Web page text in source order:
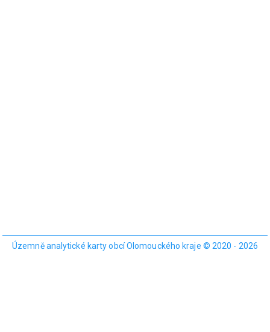
Územně analytické karty obcí Olomouckého kraje © 2020 - 2026